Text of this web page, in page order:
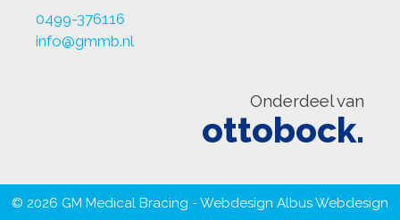
0499-376116
info@gmmb.nl
Onderdeel van
ottobock.
© 2026 GM Medical Bracing - Webdesign Albus Webdesign